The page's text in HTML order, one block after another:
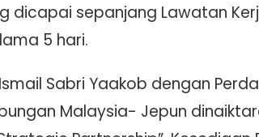
dicapai sepanjang Lawatan
5 hari.
Sabri Yaakob dengan
Malaysia- Jepun